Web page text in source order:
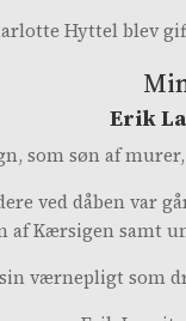
Hyttel blev
Erik
som søn af
ved dåben var
af Kærsigen samt
værnepligt som